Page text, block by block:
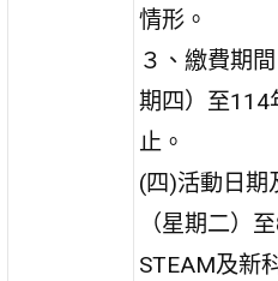
情形。
３、繳費期
期四）至114
止。
(四)活動日期
（星期二）
STEAM及新